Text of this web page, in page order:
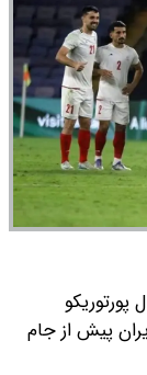
قیمت طلا ۱۸ عیار امروز دوشنبه ۱۹
شد/ طلا دوباره اوج
پورتوریکو
پیش از جام